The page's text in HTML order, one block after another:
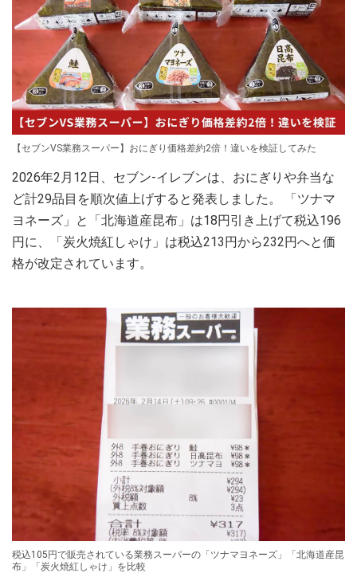
【セブンVS業務スーパー】おにぎり価格差約2倍！違いを検証してみた
2026年2月12日、セブン‐イレブンは、おにぎりや弁当な
ど計29品目を順次値上げすると発表しました。 「ツナマ
ヨネーズ」と「北海道産昆布」は18円引き上げて税込196
円に、「炭火焼紅しゃけ」は税込213円から232円へと価
格が改定されています。
税込105円で販売されている業務スーパーの「ツナマヨネーズ」「北海道産昆
布」「炭火焼紅しゃけ」を比較